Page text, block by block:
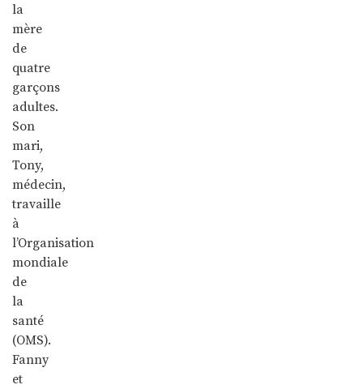
la
mère
de
quatre
garçons
adultes.
Son
mari,
Tony,
médecin,
travaille
à
l’Organisation
mondiale
de
la
santé
(OMS).
Fanny
et